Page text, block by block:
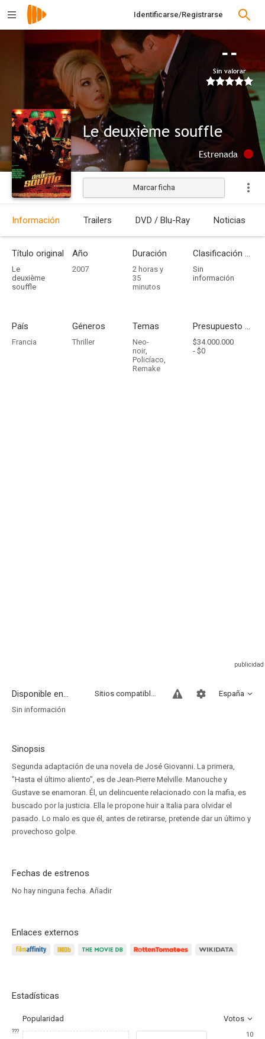
Identificarse/Registrarse
--
Sin valorar
Le deuxième souffle
Estrenada
Marcar ficha
Información Trailers DVD / Blu-Ray Noticias
Título original
Le
deuxième
souffle
Año
2007
Duración
2 horas y
35
minutos
Clasificación por edades
Sin
información
País
Francia
Géneros
Thriller
Temas
Neo-
noir,
Policíaco,
Remake
Presupuesto - Ingresos
$34.000.000
- $0
Disponible en... España
Sitios compatibles
Sin información
Sinopsis
Segunda adaptación de una novela de José Giovanni. La primera,
"Hasta el último aliento", es de Jean-Pierre Melville. Manouche y
Gustave se enamoran. Él, un delincuente relacionado con la mafia, es
buscado por la justicia. Ella le propone huir a Italia para olvidar el
pasado. Lo malo es que él, antes de retirarse, pretende dar un último y
provechoso golpe.
Fechas de estrenos
No hay ninguna fecha. Añadir
Enlaces externos
Estadísticas
Popularidad Votos
???
10